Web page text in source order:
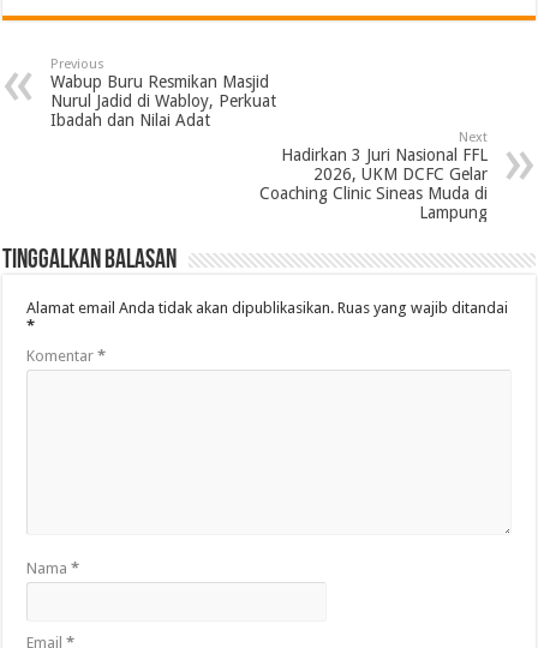
Previous
Wabup Buru Resmikan Masjid
Nurul Jadid di Wabloy, Perkuat
Ibadah dan Nilai Adat
Next
Hadirkan 3 Juri Nasional FFL
2026, UKM DCFC Gelar
Coaching Clinic Sineas Muda di
Lampung
Tinggalkan Balasan
Alamat email Anda tidak akan dipublikasikan. Ruas yang wajib ditandai
*
Komentar*
Nama*
Email*